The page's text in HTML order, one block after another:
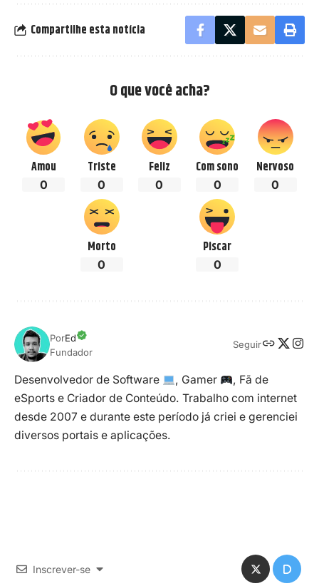
Compartilhe esta notícia
O que você acha?
Amou
0
Triste
0
Feliz
0
Com sono
0
Nervoso
0
Morto
0
Piscar
0
PorEd
Fundador
Seguir
Desenvolvedor de Software , Gamer
, Fã de
eSports e Criador de Conteúdo. Trabalho com internet
desde 2007 e durante este período já criei e gerenciei
diversos portais e aplicações.
Inscrever-se